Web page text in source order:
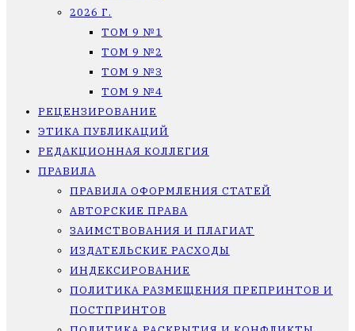
2026 Г.
ТОМ 9 №1
ТОМ 9 №2
ТОМ 9 №3
ТОМ 9 №4
РЕЦЕНЗИРОВАНИЕ
ЭТИКА ПУБЛИКАЦИЙ
РЕДАКЦИОННАЯ КОЛЛЕГИЯ
ПРАВИЛА
ПРАВИЛА ОФОРМЛЕНИЯ СТАТЕЙ
АВТОРСКИЕ ПРАВА
ЗАИМСТВОВАНИЯ И ПЛАГИАТ
ИЗДАТЕЛЬСКИЕ РАСХОДЫ
ИНДЕКСИРОВАНИЕ
ПОЛИТИКА РАЗМЕЩЕНИЯ ПРЕПРИНТОВ И
ПОСТПРИНТОВ